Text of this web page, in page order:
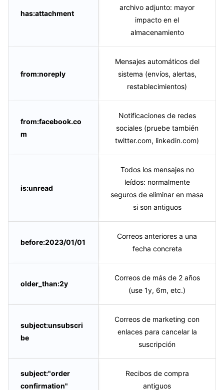
has:attachment
archivo adjunto: mayor
impacto en el
almacenamiento
from:noreply
Mensajes automáticos del
sistema (envíos, alertas,
restablecimientos)
from:facebook.co
m
Notificaciones de redes
sociales (pruebe también
twitter.com, linkedin.com)
is:unread
Todos los mensajes no
leídos: normalmente
seguros de eliminar en masa
si son antiguos
before:2023/01/01
Correos anteriores a una
fecha concreta
older_than:2y
Correos de más de 2 años
(use 1y, 6m, etc.)
subject:unsubscri
be
Correos de marketing con
enlaces para cancelar la
suscripción
subject:"order
confirmation"
Recibos de compra
antiguos